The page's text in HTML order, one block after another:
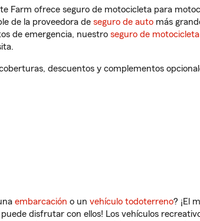
Farm ofrece seguro de motocicleta para
de la proveedora de seguro de auto más
de emergencia, nuestro seguro de motocicleta
descuentos y complementos
embarcación o un vehículo todoterreno? ¡El
disfrutar con ellos! Los vehículos